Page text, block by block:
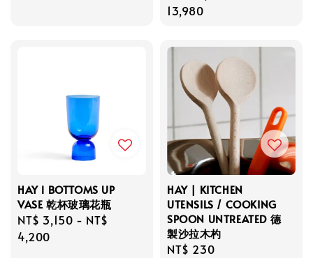
price
13,980
HAY l BOTTOMS UP
VASE 乾杯玻璃花瓶
Regular
price
NT$ 3,150 - NT$
4,200
HAY | KITCHEN
UTENSILS / COOKING
SPOON UNTREATED 德
製沙拉木杓
Regular
NT$ 230